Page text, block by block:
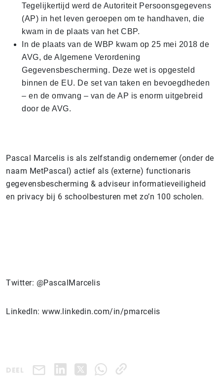
Tegelijkertijd werd de Autoriteit Persoonsgegevens
(AP) in het leven geroepen om te handhaven, die
kwam in de plaats van het CBP.
In de plaats van de WBP kwam op 25 mei 2018 de
AVG, de Algemene Verordening
Gegevensbescherming. Deze wet is opgesteld
binnen de EU. De set van taken en bevoegdheden
– en de omvang – van de AP is enorm uitgebreid
door de AVG.
Pascal Marcelis is als zelfstandig ondernemer (onder de
naam MetPascal) actief als (externe) functionaris
gegevensbescherming & adviseur informatieveiligheid
en privacy bij 6 schoolbesturen met zo’n 100 scholen.
Twitter: @PascalMarcelis
LinkedIn: www.linkedin.com/in/pmarcelis
DEEL